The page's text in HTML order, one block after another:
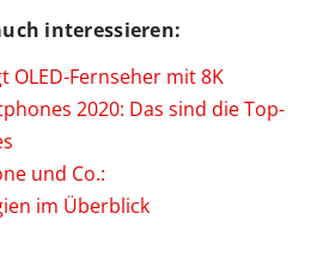
interessieren:
OLED-Fernseher mit 8K
2020: Das sind die Top-
und Co.:
im Überblick